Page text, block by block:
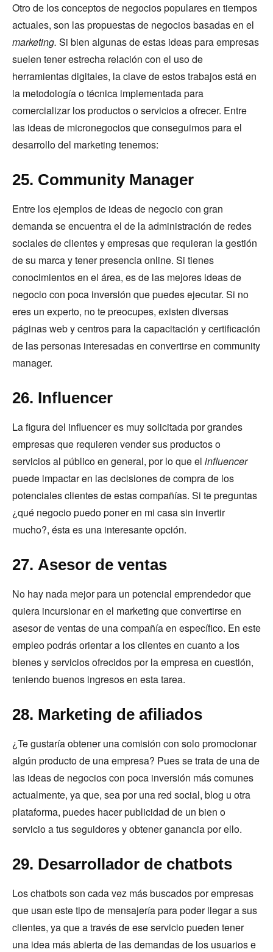
Otro de los conceptos de negocios populares en tiempos
actuales, son las propuestas de negocios basadas en el
marketing. Si bien algunas de estas ideas para empresas
suelen tener estrecha relación con el uso de
herramientas digitales, la clave de estos trabajos está en
la metodología o técnica implementada para
comercializar los productos o servicios a ofrecer. Entre
las ideas de micronegocios que conseguimos para el
desarrollo del marketing tenemos:
25. Community Manager
Entre los ejemplos de ideas de negocio con gran
demanda se encuentra el de la administración de redes
sociales de clientes y empresas que requieran la gestión
de su marca y tener presencia online. Si tienes
conocimientos en el área, es de las mejores ideas de
negocio con poca inversión que puedes ejecutar. Si no
eres un experto, no te preocupes, existen diversas
páginas web y centros para la capacitación y certificación
de las personas interesadas en convertirse en community
manager.
26. Influencer
La figura del influencer es muy solicitada por grandes
empresas que requieren vender sus productos o
servicios al público en general, por lo que el influencer
puede impactar en las decisiones de compra de los
potenciales clientes de estas compañías. Si te preguntas
¿qué negocio puedo poner en mi casa sin invertir
mucho?, ésta es una interesante opción.
27. Asesor de ventas
No hay nada mejor para un potencial emprendedor que
quiera incursionar en el marketing que convertirse en
asesor de ventas de una compañía en específico. En este
empleo podrás orientar a los clientes en cuanto a los
bienes y servicios ofrecidos por la empresa en cuestión,
teniendo buenos ingresos en esta tarea.
28. Marketing de afiliados
¿Te gustaría obtener una comisión con solo promocionar
algún producto de una empresa? Pues se trata de una de
las ideas de negocios con poca inversión más comunes
actualmente, ya que, sea por una red social, blog u otra
plataforma, puedes hacer publicidad de un bien o
servicio a tus seguidores y obtener ganancia por ello.
29. Desarrollador de chatbots
Los chatbots son cada vez más buscados por empresas
que usan este tipo de mensajería para poder llegar a sus
clientes, ya que a través de ese servicio pueden tener
una idea más abierta de las demandas de los usuarios e